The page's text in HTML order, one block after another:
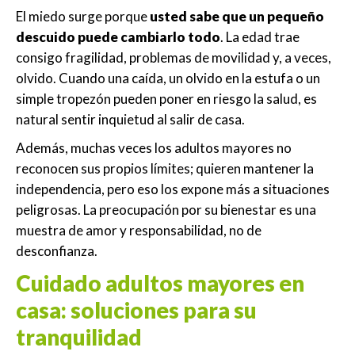
El miedo surge porqueusted sabe que un pequeño
descuido puede cambiarlo todo. La edad trae
consigo fragilidad, problemas de movilidad y, a veces,
olvido. Cuando una caída, un olvido en la estufa o un
simple tropezón pueden poner en riesgo la salud, es
natural sentir inquietud al salir de casa.
Además, muchas veces los adultos mayores no
reconocen sus propios límites; quieren mantener la
independencia, pero eso los expone más a situaciones
peligrosas. La preocupación por su bienestar es una
muestra de amor y responsabilidad, no de
desconfianza.
Cuidado adultos mayores en
casa: soluciones para su
tranquilidad